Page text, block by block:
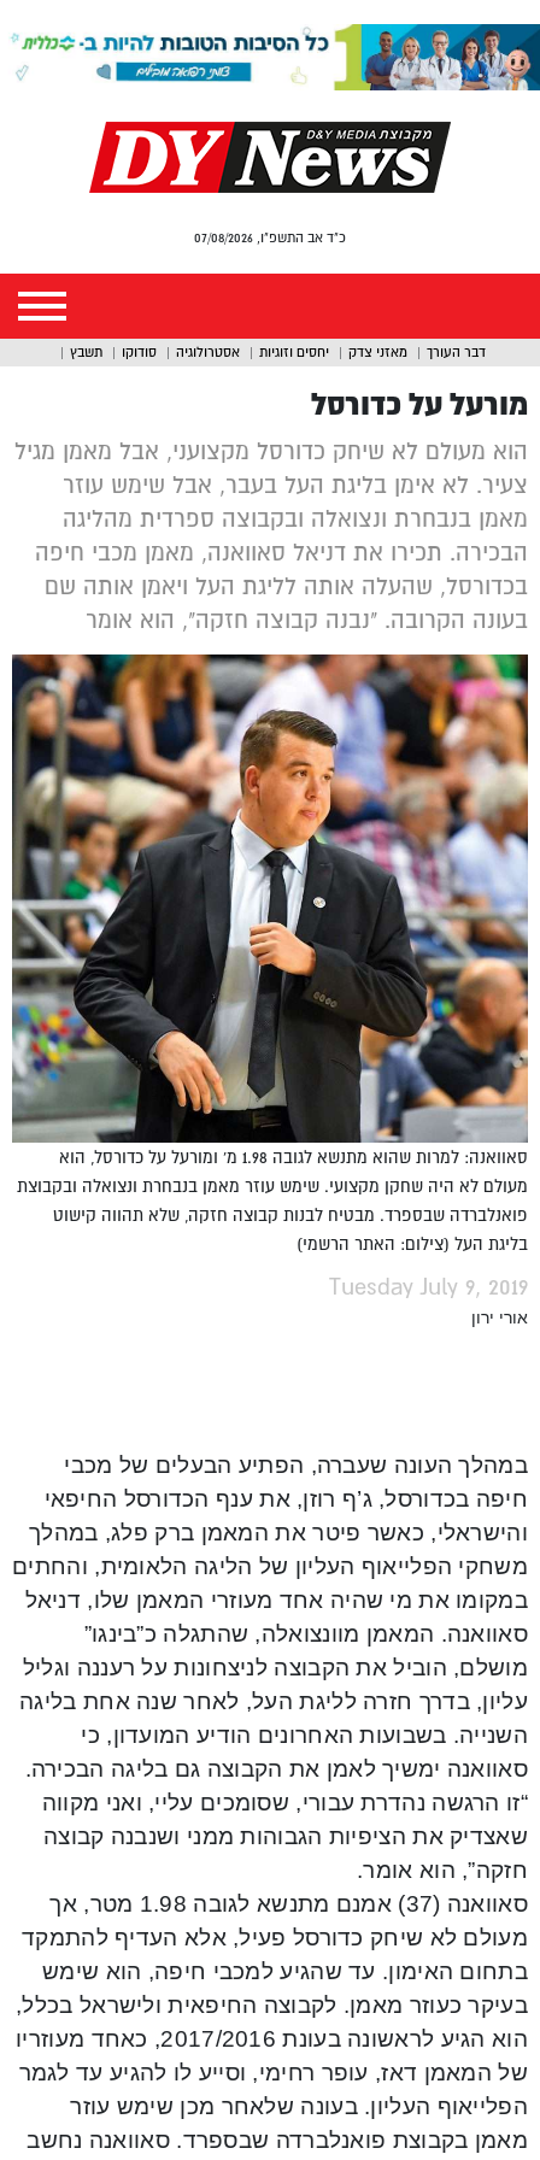
כ"ד אב התשפ"ו, 07/08/2026
דבר העורך מאזני צדק יחסים וזוגיות אסטרולוגיה סודוקו תשבץ
מורעל על כדורסל
הוא מעולם לא שיחק כדורסל מקצועני, אבל מאמן מגיל
צעיר. לא אימן בליגת העל בעבר, אבל שימש עוזר
מאמן בנבחרת ונצואלה ובקבוצה ספרדית מהליגה
הבכירה. תכירו את דניאל סאוואנה, מאמן מכבי חיפה
בכדורסל, שהעלה אותה לליגת העל ויאמן אותה שם
בעונה הקרובה. "נבנה קבוצה חזקה", הוא אומר
סאוואנה: למרות שהוא מתנשא לגובה 1.98 מ' ומורעל על כדורסל, הוא
מעולם לא היה שחקן מקצועי. שימש עוזר מאמן בנבחרת ונצואלה ובקבוצת
פואנלברדה שבספרד. מבטיח לבנות קבוצה חזקה, שלא תהווה קישוט
בליגת העל (צילום: האתר הרשמי)
Tuesday July 9, 2019
אורי ירון
במהלך העונה שעברה, הפתיע הבעלים של מכבי
חיפה בכדורסל, ג’ף רוזן, את ענף הכדורסל החיפאי
והישראלי, כאשר פיטר את המאמן ברק פלג, במהלך
משחקי הפלייאוף העליון של הליגה הלאומית, והחתים
במקומו את מי שהיה אחד מעוזרי המאמן שלו, דניאל
סאוואנה. המאמן מוונצואלה, שהתגלה כ”בינגו”
מושלם, הוביל את הקבוצה לניצחונות על רעננה וגליל
עליון, בדרך חזרה לליגת העל, לאחר שנה אחת בליגה
השנייה. בשבועות האחרונים הודיע המועדון, כי
סאוואנה ימשיך לאמן את הקבוצה גם בליגה הבכירה.
“זו הרגשה נהדרת עבורי, שסומכים עליי, ואני מקווה
שאצדיק את הציפיות הגבוהות ממני ושנבנה קבוצה
חזקה”, הוא אומר.
סאוואנה (37) אמנם מתנשא לגובה 1.98 מטר, אך
מעולם לא שיחק כדורסל פעיל, אלא העדיף להתמקד
בתחום האימון. עד שהגיע למכבי חיפה, הוא שימש
בעיקר כעוזר מאמן. לקבוצה החיפאית ולישראל בכלל,
הוא הגיע לראשונה בעונת 2017/2016, כאחד מעוזריו
של המאמן דאז, עופר רחימי, וסייע לו להגיע עד לגמר
הפלייאוף העליון. בעונה שלאחר מכן שימש עוזר
מאמן בקבוצת פואנלברדה שבספרד. סאוואנה נחשב